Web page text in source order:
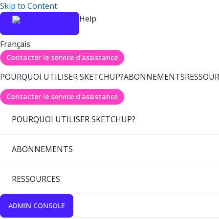
Skip to Content
Help
Français
Contacter le service d'assistance
POURQUOI UTILISER SKETCHUP?ABONNEMENTS
Contacter le service d'assistance
POURQUOI UTILISER SKETCHUP?
ABONNEMENTS
RESSOURCES
ADMIN CONSOLE